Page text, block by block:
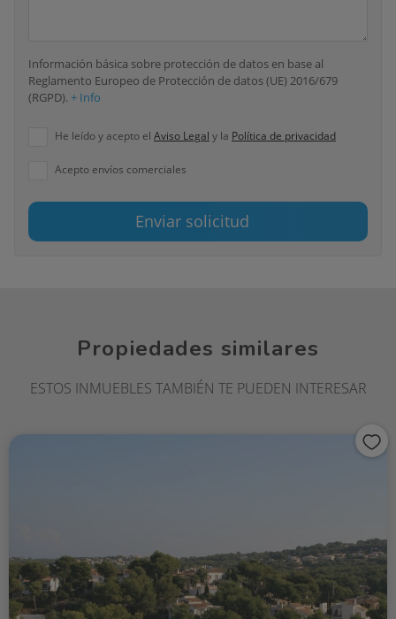
Información básica sobre protección de datos en base al
Reglamento Europeo de Protección de datos (UE) 2016/679
(RGPD). + Info
He leído y acepto el Aviso Legal y la Política de privacidad
Acepto envíos comerciales
Enviar solicitud
Propiedades similares
ESTOS INMUEBLES TAMBIÉN TE PUEDEN INTERESAR